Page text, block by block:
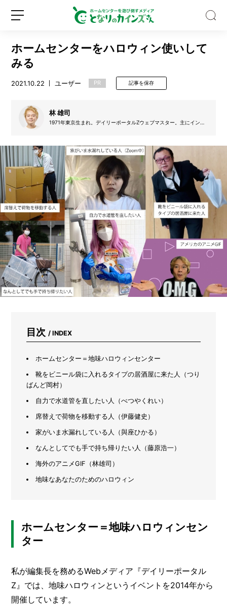
機
っ
て
は
超
汚
い！
ズ
ボ
ラ
主
婦
感
動
の
ロ
グ
イ
ン
R
ク
リ
イ
ホームセンターをハロウィン使いして
みる
2021.10.22 ユーザー PR 記事を保存
林 雄司
1971年東京生まれ。デイリーポータルZウェブマスター。主にインタ
目次 / INDEX
ホームセンター＝地味ハロウィンセンター
靴をビニール袋に入れるタイプの居酒屋に来た人（つり
ばんど岡村）
自力で水道管を直したい人（べつやくれい）
席替えで荷物を移動する人（伊藤健史）
家がいま水漏れしている人（與座ひかる）
なんとしてでも手で持ち帰りたい人（藤原浩一）
海外のアニメGIF（林雄司）
地味なあなたのためのハロウィン
ホームセンター＝地味ハロウィンセン
ター
私が編集長を務めるWebメディア『デイリーポータル
Z』では、地味ハロウィンというイベントを2014年から
開催しています。